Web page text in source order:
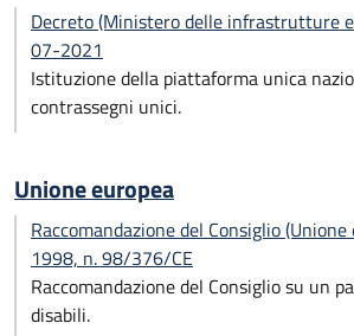
Decreto (Ministero delle infrastrutture
07-2021
Istituzione della piattaforma unica
contrassegni unici.
Unione europea
Raccomandazione del Consiglio
1998, n. 98/376/CE
Raccomandazione del Consiglio su un
disabili.